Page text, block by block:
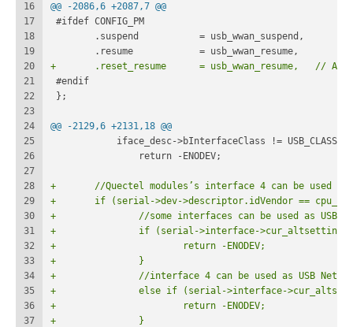
16
17
18
19
20
21
22
23
24
25
26
27
28
29
30
31
32
33
34
35
36
37
@@ -2086,6 +2087,7 @@
#ifdef CONFIG_PM
.suspend           = usb_wwan_suspend,
.resume            = usb_wwan_resume,
+	.reset_resume
#endif
};
@@ -2129,6 +2131,18 @@
iface_desc->bInterfaceClass !=
return -ENODEV;
+	//Quectel modules’s interface 4 can be used as
+	if (serial->dev->descriptor.idVendor ==
+		//some interfaces can be used as
+		if (serial->interface-
+			return -ENODEV;
+		}
+		//interface 4 can be used as USB
+		else if (serial->interface-
+			return -ENODEV;
+		}